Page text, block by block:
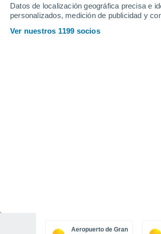
Datos de localización geográfica precisa e
personalizados, medición de publicidad y
Ver nuestros 1199 socios
Aeropuerto de Gran Canaria